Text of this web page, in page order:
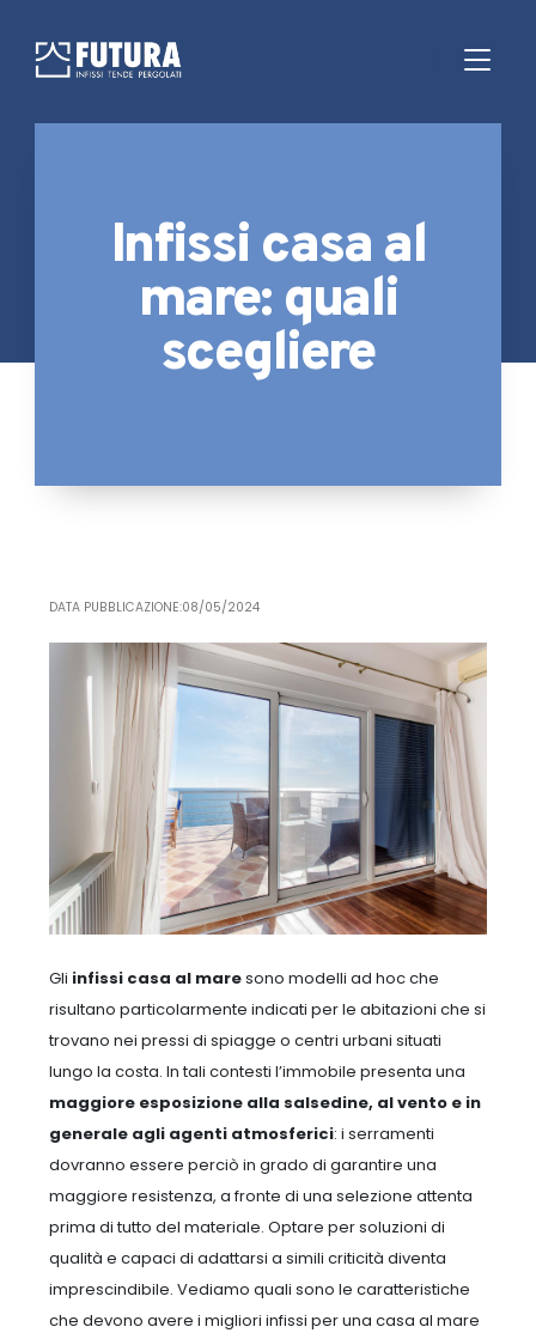
Infissi casa al
mare: quali
scegliere
DATA PUBBLICAZIONE:08/05/2024
Gli infissi casa al maresono modelli ad hoc che
risultano particolarmente indicati per le abitazioni che si
trovano nei pressi di spiagge o centri urbani situati
lungo la costa. In tali contesti l’immobile presenta una
maggiore esposizione alla salsedine, al vento e in
generale agli agenti atmosferici: i serramenti
dovranno essere perciò in grado di garantire una
maggiore resistenza, a fronte di una selezione attenta
prima di tutto del materiale. Optare per soluzioni di
qualità e capaci di adattarsi a simili criticità diventa
imprescindibile. Vediamo quali sono le caratteristiche
che devono avere i migliori infissi per una casa al mare